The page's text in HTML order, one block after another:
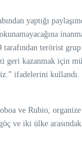
yaptığı
tarafından terörist
geri kazanmak için
ifadelerini kullandı.
ve Rubio,
göç ve iki ülke